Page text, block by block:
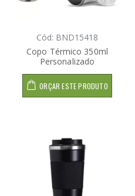
Cód: BND15418
Copo Térmico 350ml
Personalizado
ORÇAR ESTE PRODUTO